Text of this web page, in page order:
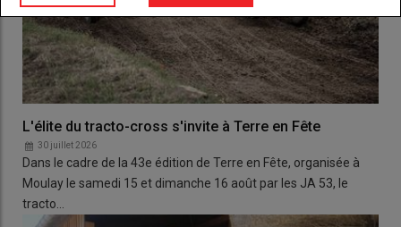
L'élite du tracto-cross s'invite à Terre en Fête
30 juillet 2026
Dans le cadre de la 43e édition de Terre en Fête, organisée à
Moulay le samedi 15 et dimanche 16 août par les JA 53, le
tracto…